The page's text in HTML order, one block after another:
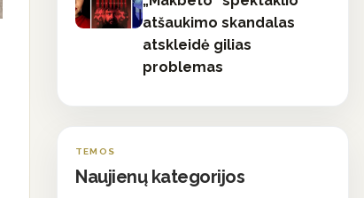
atšaukimo skandalas
atskleidė gilias
problemas
TEMOS
Naujienų kategorijos